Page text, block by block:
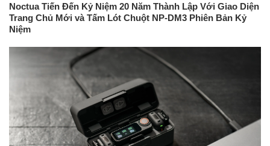
Noctua Tiến Đến Kỷ Niệm 20 Năm Thành Lập Với Giao Diện
Trang Chủ Mới và Tấm Lót Chuột NP-DM3 Phiên Bản Kỷ
Niệm